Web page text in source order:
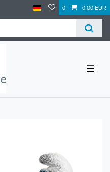
0 0,00 EUR
☰